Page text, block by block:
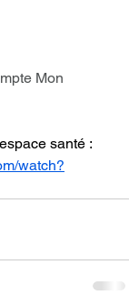
Mon
santé :
watch?